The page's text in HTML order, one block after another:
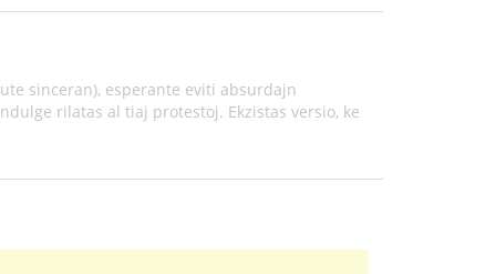
sinceran), esperante eviti absurdajn
rilatas al tiaj protestoj. Ekzistas versio, ke